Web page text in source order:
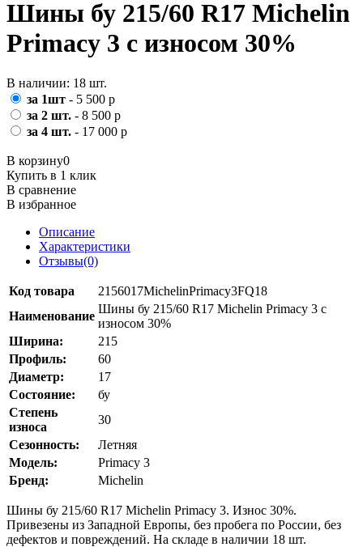
Шины бу 215/60 R17 Michelin
Primacy 3 с износом 30%
В наличии: 18 шт.
за 1шт - 5 500 р
за 2 шт. - 8 500 р
за 4 шт. - 17 000 р
В корзину0
Купить в 1 клик
В сравнение
В избранное
Описание
Характеристики
Отзывы(0)
Код товара
2156017MichelinPrimacy3FQ18
Наименование
Шины бу 215/60 R17 Michelin Primacy 3 с
износом 30%
Ширина:
215
Профиль:
60
Диаметр:
17
Состояние:
бу
Степень
износа
30
Сезонность:
Летняя
Модель:
Primacy 3
Бренд:
Michelin
Шины бу 215/60 R17 Michelin Primacy 3. Износ 30%.
Привезены из Западной Европы, без пробега по России, без
дефектов и повреждений. На складе в наличии 18 шт.